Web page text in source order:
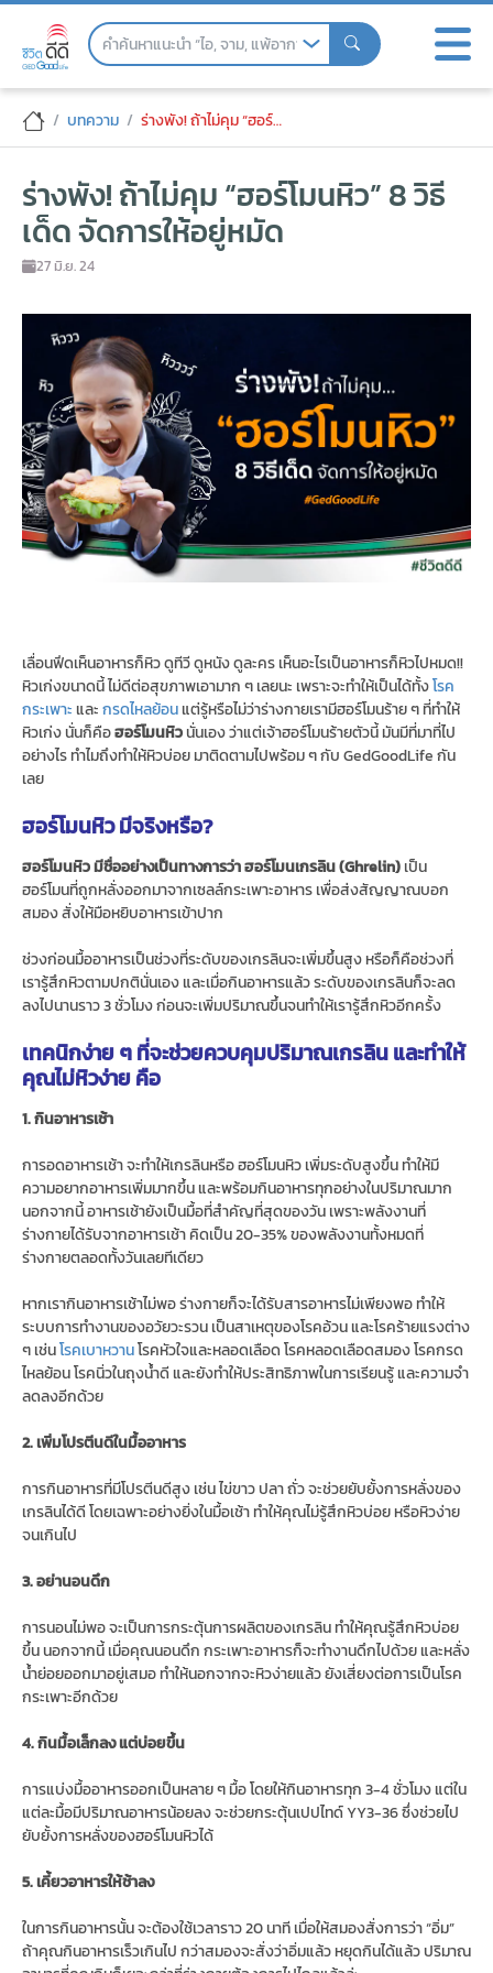
Skip
ร่างพัง! ถ้าไม่คุม “ฮอร์โมนหิว” 8 วิธีเด็ด จั
บทความ ร่างพัง! ถ้าไม่คุม “ฮอร์โมนหิว” 8 วิธีเด็ด จัดการให้อยู่หมัด
ร่างพัง! ถ้าไม่คุม “ฮอร์โมนหิว” 8 วิธี
เด็ด จัดการให้อยู่หมัด
27 มิ.ย. 24
เลื่อนฟีดเห็นอาหารก็หิว ดูทีวี ดูหนัง ดูละคร เห็นอะไรเป็นอาหารก็หิวไปหมด!!
หิวเก่งขนาดนี้ ไม่ดีต่อสุขภาพเอามาก ๆ เลยนะ เพราะจะทำให้เป็นได้ทั้งโรค
กระเพาะ และ กรดไหลย้อน แต่รู้หรือไม่ว่าร่างกายเรามีฮอร์โมนร้าย ๆ ที่ทำให้
หิวเก่ง นั่นก็คือฮอร์โมนหิว นั่นเอง ว่าแต่เจ้าฮอร์โมนร้ายตัวนี้ มันมีที่มาที่ไป
อย่างไร ทำไมถึงทำให้หิวบ่อย มาติดตามไปพร้อม ๆ กับ GedGoodLife กัน
เลย
ฮอร์โมนหิว มีจริงหรือ?
ฮอร์โมนหิว มีชื่ออย่างเป็นทางการว่า ฮอร์โมนเกรลิน (Ghrelin) เป็น
ฮอร์โมนที่ถูกหลั่งออกมาจากเซลล์กระเพาะอาหาร เพื่อส่งสัญญาณบอก
สมอง สั่งให้มือหยิบอาหารเข้าปาก
ช่วงก่อนมื้ออาหารเป็นช่วงที่ระดับของเกรลินจะเพิ่มขึ้นสูง หรือก็คือช่วงที่
เรารู้สึกหิวตามปกตินั่นเอง และเมื่อกินอาหารแล้ว ระดับของเกรลินก็จะลด
ลงไปนานราว 3 ชั่วโมง ก่อนจะเพิ่มปริมาณขึ้นจนทำให้เรารู้สึกหิวอีกครั้ง
เทคนิกง่าย ๆ ที่จะช่วยควบคุมปริมาณเกรลิน และทำให้
คุณไม่หิวง่าย คือ
1. กินอาหารเช้า
การอดอาหารเช้า จะทำให้เกรลินหรือ ฮอร์โมนหิว เพิ่มระดับสูงขึ้น ทำให้มี
ความอยากอาหารเพิ่มมากขึ้น และพร้อมกินอาหารทุกอย่างในปริมาณมาก
นอกจากนี้ อาหารเช้ายังเป็นมื้อที่สำคัญที่สุดของวัน เพราะพลังงานที่
ร่างกายได้รับจากอาหารเช้า คิดเป็น 20-35% ของพลังงานทั้งหมดที่
ร่างกายตลอดทั้งวันเลยทีเดียว
หากเรากินอาหารเช้าไม่พอ ร่างกายก็จะได้รับสารอาหารไม่เพียงพอ ทำให้
ระบบการทำงานของอวัยวะรวน เป็นสาเหตุของโรคอ้วน และโรคร้ายแรงต่าง
ๆ เช่นโรคเบาหวานโรคหัวใจและหลอดเลือด โรคหลอดเลือดสมอง โรคกรด
ไหลย้อน โรคนิ่วในถุงน้ำดี และยังทำให้ประสิทธิภาพในการเรียนรู้ และความจำ
ลดลงอีกด้วย
2. เพิ่มโปรตีนดีในมื้ออาหาร
การกินอาหารที่มีโปรตีนดีสูง เช่น ไข่ขาว ปลา ถั่ว จะช่วยยับยั้งการหลั่งของ
เกรลินได้ดี โดยเฉพาะอย่างยิ่งในมื้อเช้า ทำให้คุณไม่รู้สึกหิวบ่อย หรือหิวง่าย
จนเกินไป
3. อย่านอนดึก
การนอนไม่พอ จะเป็นการกระตุ้นการผลิตของเกรลิน ทำให้คุณรู้สึกหิวบ่อย
ขึ้น นอกจากนี้ เมื่อคุณนอนดึก กระเพาะอาหารก็จะทำงานดึกไปด้วย และหลั่ง
น้ำย่อยออกมาอยู่เสมอ ทำให้นอกจากจะหิวง่ายแล้ว ยังเสี่ยงต่อการเป็นโรค
กระเพาะอีกด้วย
4. กินมื้อเล็กลง แต่บ่อยขึ้น
การแบ่งมื้ออาหารออกเป็นหลาย ๆ มื้อ โดยให้กินอาหารทุก 3-4 ชั่วโมง แต่ใน
แต่ละมื้อมีปริมาณอาหารน้อยลง จะช่วยกระตุ้นเปปไทด์ YY3-36 ซึ่งช่วยไป
ยับยั้งการหลั่งของฮอร์โมนหิวได้
5. เคี้ยวอาหารให้ช้าลง
ในการกินอาหารนั้น จะต้องใช้เวลาราว 20 นาที เมื่อให้สมองสั่งการว่า “อิ่ม”
ถ้าคุณกินอาหารเร็วเกินไป กว่าสมองจะสั่งว่าอิ่มแล้ว หยุดกินได้แล้ว ปริมาณ